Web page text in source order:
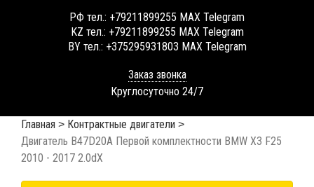
РФ тел.: +79211899255 MAX Telegram
KZ тел.: +79211899255 MAX Telegram
BY тел.: +375295931803 MAX Telegram
Заказ звонка
Круглосуточно 24/7
Главная
Контрактные двигатели
Двигатель B47D20A Первой комплектности BMW X3 F25
2010 - 2017 2.0dX